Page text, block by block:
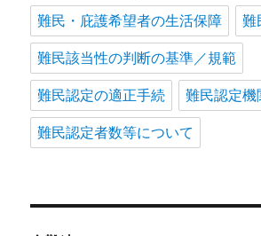
難民・庇護希望者の生活保障 難
難民該当性の判断の基準／規範
難民認定の適正手続 難民認定機
難民認定者数等について